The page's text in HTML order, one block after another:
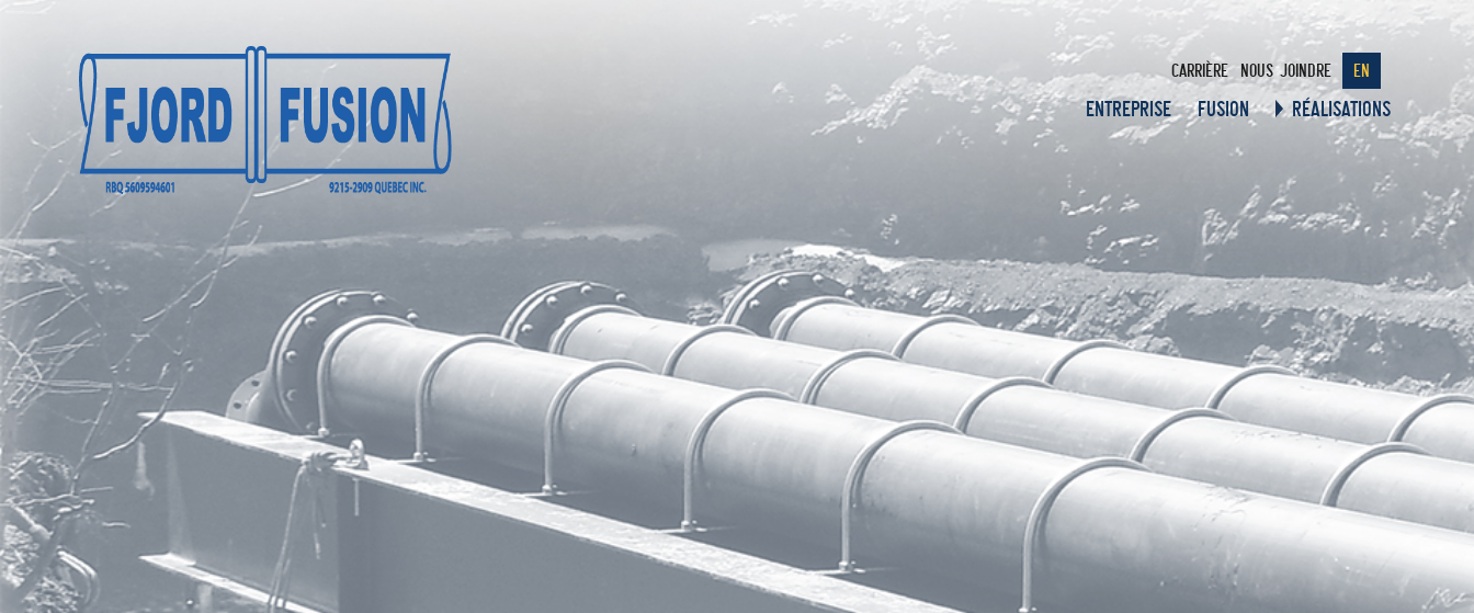
CARRIÈRE NOUS JOINDRE EN
ENTREPRISE FUSION RÉALISATIONS